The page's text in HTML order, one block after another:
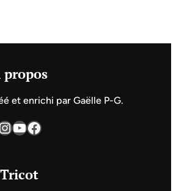
propos
et enrichi par Gaëlle P-G.
YouTube Facebook
Tricot